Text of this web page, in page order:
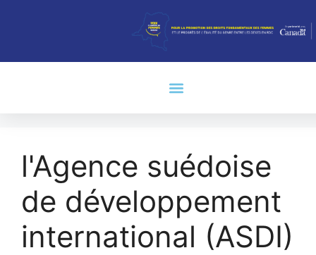
l'Agence suédoise
de développement
international (ASDI)